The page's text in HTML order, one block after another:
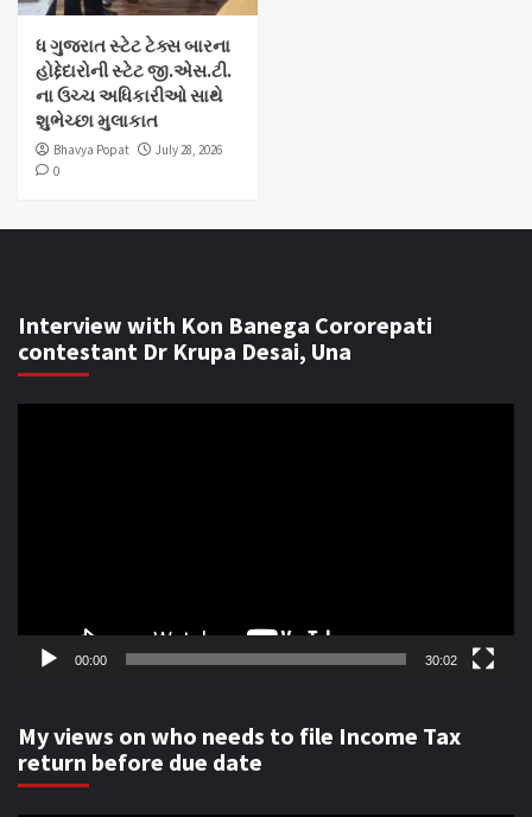
ધ ગુજરાત સ્ટેટ ટેક્સ બારના
હોદ્દેદારોની સ્ટેટ જી.એસ.ટી.
ના ઉચ્ચ અધિકારીઓ સાથે
શુભેચ્છા મુલાકાત
Bhavya Popat
July 28, 2026
0
Interview with Kon Banega Cororepati
contestant Dr Krupa Desai, Una
00:00 30:02
My views on who needs to file Income Tax
return before due date